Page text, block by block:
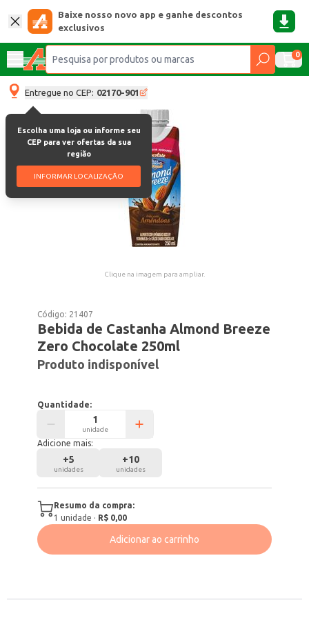
Baixe nosso novo app e ganhe descontos
exclusivos
0
Entregue no CEP: 02170-901
Escolha uma loja ou informe seu
CEP para ver ofertas da sua
região
INFORMAR LOCALIZAÇÃO
Clique na imagem para ampliar.
Código: 21407
Bebida de Castanha Almond Breeze
Zero Chocolate 250ml
Produto indisponível
Quantidade:
unidade
Adicione mais:
+5
unidades
+10
unidades
Resumo da compra:
1 unidade · R$ 0,00
Adicionar ao carrinho